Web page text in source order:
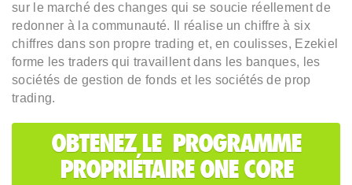
sur le marché des changes qui se soucie réellement de
redonner à la communauté. Il réalise un chiffre à six
chiffres dans son propre trading et, en coulisses, Ezekiel
forme les traders qui travaillent dans les banques, les
sociétés de gestion de fonds et les sociétés de prop
trading.
OBTENEZ LE PROGRAMME
PROPRIÉTAIRE ONE CORE